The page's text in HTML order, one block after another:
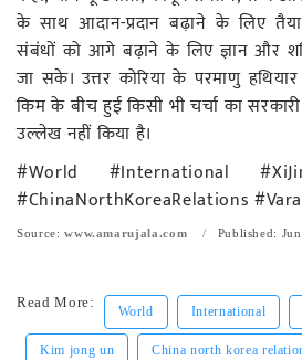
के साथ आदान-प्रदान बढ़ाने के लिए तैयार
संबंधों को आगे बढ़ाने के लिए ज्ञान और
जा सके। उत्तर कोरिया के परमाणु
किम के बीच हुई किसी भी चर्चा का
उल्लेख नहीं किया है।
#World #International
#ChinaNorthKoreaRelations
Source:www.amarujala.com Published:
Read More:
World International
Kim jong un China north korea